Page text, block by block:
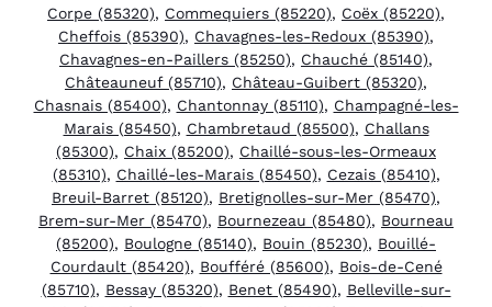
Corpe (85320), Commequiers (85220), Coëx (85220),
Cheffois (85390), Chavagnes-les-Redoux (85390),
Chavagnes-en-Paillers (85250), Chauché (85140),
Châteauneuf (85710), Château-Guibert (85320),
Chasnais (85400), Chantonnay (85110), Champagné-les-
Marais (85450), Chambretaud (85500), Challans
(85300), Chaix (85200), Chaillé-sous-les-Ormeaux
(85310), Chaillé-les-Marais (85450), Cezais (85410),
Breuil-Barret (85120), Bretignolles-sur-Mer (85470),
Brem-sur-Mer (85470), Bournezeau (85480), Bourneau
(85200), Boulogne (85140), Bouin (85230), Bouillé-
Courdault (85420), Boufféré (85600), Bois-de-Cené
(85710), Bessay (85320), Benet (85490), Belleville-sur-